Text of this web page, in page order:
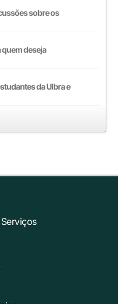
sobre os
deseja
da Ulbra e